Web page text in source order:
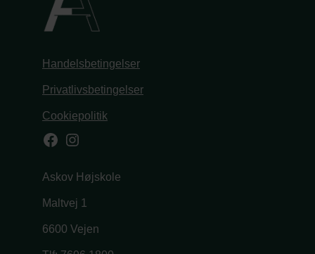
Handelsbetingelser
Privatlivsbetingelser
Cookiepolitik
Facebook
Instagram
Askov Højskole
Maltvej 1
6600 Vejen